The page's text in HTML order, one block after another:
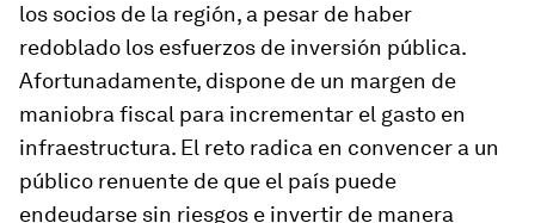
los socios de la región, a pesar de haber
redoblado los esfuerzos de inversión pública.
Afortunadamente, dispone de un margen de
maniobra fiscal para incrementar el gasto en
infraestructura. El reto radica en convencer a un
público renuente de que el país puede
endeudarse sin riesgos e invertir de manera